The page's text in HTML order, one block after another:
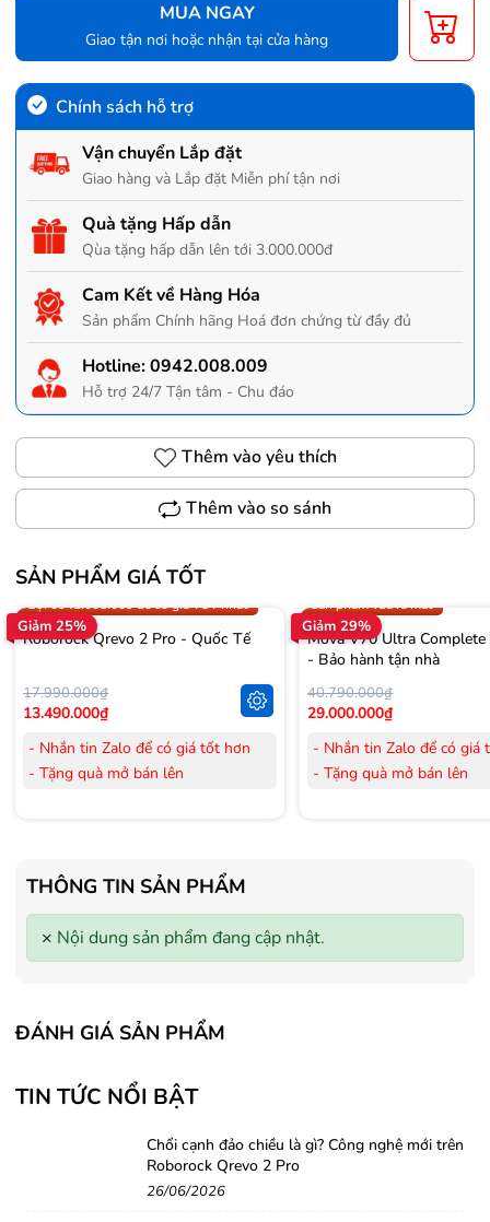
MUA NGAY
Giao tận nơi hoặc nhận tại cửa hàng
Chính sách hỗ trợ
Vận chuyển Lắp đặt
Giao hàng và Lắp đặt Miễn phí tận nơi
Quà tặng Hấp dẫn
Qùa tặng hấp dẫn lên tới 3.000.000đ
Cam Kết về Hàng Hóa
Sản phẩm Chính hãng Hoá đơn chứng từ đầy đủ
Hotline:0942.008.009
Hỗ trợ 24/7 Tận tâm - Chu đáo
Thêm vào yêu thích
Thêm vào so sánh
SẢN PHẨM GIÁ TỐT
Giảm 25%
Trợ giá 300.000đ
Gọi 0942.008.009 để có giá TỐT nhất
Roborock Qrevo 2 Pro - Quốc Tế
17.990.000₫
13.490.000₫
- Nhắn tin Zalo để có giá tốt hơn
- Tặng quà mở bán lên
- Tặng Voucher trị giá 150.000đ
mua Máy lọc Không khí
- Cam kết hàng mới 100%.
- Lắp đặt, HDSD tại nhà nội thành
- Bảo hành 24 tháng chính hãng
Giảm 29%
Sản phẩm vừa ra mắt
Mova V70 Ultra
- Bảo hành tận nhà
40.790.000₫
29.000.000₫
- Nhắn tin Zalo để có giá
- Tặng quà mở bán lên
- Lắp đặt, HDSD tại nhà
THÔNG TIN SẢN PHẨM
× Nội dung sản phẩm đang cập nhật.
ĐÁNH GIÁ SẢN PHẨM
TIN TỨC NỔI BẬT
Chổi cạnh đảo chiều là gì? Công nghệ mới trên
Roborock Qrevo 2 Pro
26/06/2026